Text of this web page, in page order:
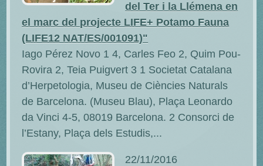
del Ter i la Llémena en
el marc del projecte LIFE+ Potamo Fauna
(LIFE12 NAT/ES/001091)"
Iago Pérez Novo 1 4, Carles Feo 2, Quim Pou-
Rovira 2, Teia Puigvert 3 1 Societat Catalana
d’Herpetologia, Museu de Ciències Naturals
de Barcelona. (Museu Blau), Plaça Leonardo
da Vinci 4-5, 08019 Barcelona. 2 Consorci de
l’Estany, Plaça dels Estudis,...
22/11/2016